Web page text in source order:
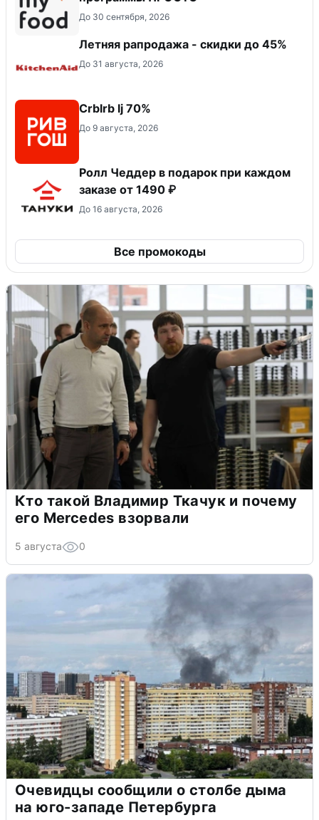
До 30 сентября, 2026
Летняя рапродажа - скидки до 45%
До 31 августа, 2026
Crblrb lj 70%
До 9 августа, 2026
Ролл Чеддер в подарок при каждом
заказе от 1490 ₽
До 16 августа, 2026
Все промокоды
Кто такой Владимир Ткачук и почему
его Mercedes взорвали
5 августа 0
Очевидцы сообщили о столбе дыма
на юго-западе Петербурга